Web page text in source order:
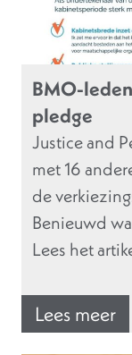
BMO-
pledge
Justice and
met 16
de
Benieuwd
Lees het
Lees meer